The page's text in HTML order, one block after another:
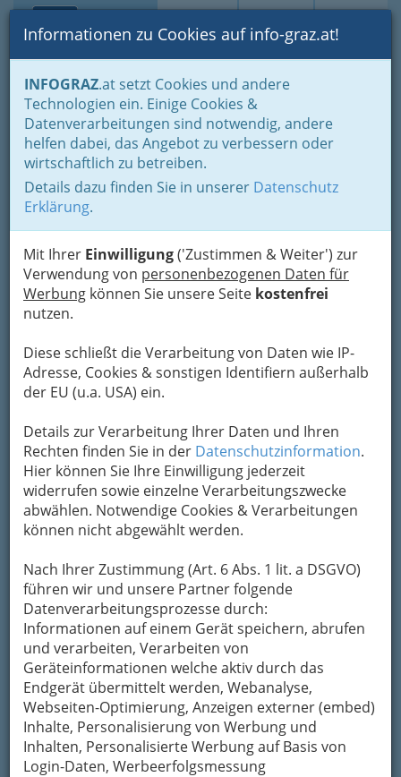
Suche Login Toggle
Informationen zu Cookies auf info-graz.at!
INFOGRAZ.at setzt Cookies und andere
Technologien ein. Einige Cookies &
Datenverarbeitungen sind notwendig, andere
helfen dabei, das Angebot zu verbessern oder
wirtschaftlich zu betreiben.
Details dazu finden Sie in unserer Datenschutz
Erklärung.
Mit Ihrer Einwilligung('Zustimmen & Weiter') zur
Verwendung von personenbezogenen Daten für
Werbung können Sie unsere Seite kostenfrei
nutzen.
Diese schließt die Verarbeitung von Daten wie IP-
Adresse, Cookies & sonstigen Identifiern außerhalb
der EU (u.a. USA) ein.
Details zur Verarbeitung Ihrer Daten und Ihren
Rechten finden Sie in der Datenschutzinformation.
Hier können Sie Ihre Einwilligung jederzeit
widerrufen sowie einzelne Verarbeitungszwecke
abwählen. Notwendige Cookies & Verarbeitungen
können nicht abgewählt werden.
Nach Ihrer Zustimmung (Art. 6 Abs. 1 lit. a DSGVO)
führen wir und unsere Partner folgende
Datenverarbeitungsprozesse durch:
Informationen auf einem Gerät speichern, abrufen
und verarbeiten, Verarbeiten von
Geräteinformationen welche aktiv durch das
Endgerät übermittelt werden, Webanalyse,
Webseiten-Optimierung, Anzeigen externer (embed)
Inhalte, Personalisierung von Werbung und
Inhalten, Personalisierte Werbung auf Basis von
Login-Daten, Werbeerfolgsmessung
Home Branchen
Gewerbe, Handwerk, Banken
Information und Consulting
Fachgruppe Unterneh-mensberatung und Informationstechnologie
Unternehmensberater, Betriebsberater
Unternehmensberater,
Betriebsberater
Bezirksauswahl
Alle Bezirke
ÖSB Consulting GmbH
Eggenberger Allee 40, 8020 Graz
E-Mail
Karte & Routenplaner
Eintrag ändern
Kategorien
2
ABES Consulting International
GmbH
Bergmanngasse 7, 8010 Graz
+43 316 670 619 0
E-Mail
Karte & Routenplaner
Eintrag ändern
Kategorien
AC WirtschaftsberatungsgmbH & Co
KG